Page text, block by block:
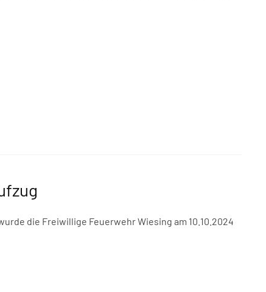
die Freiwillige Feuerwehr Wiesing am 10.10.2024